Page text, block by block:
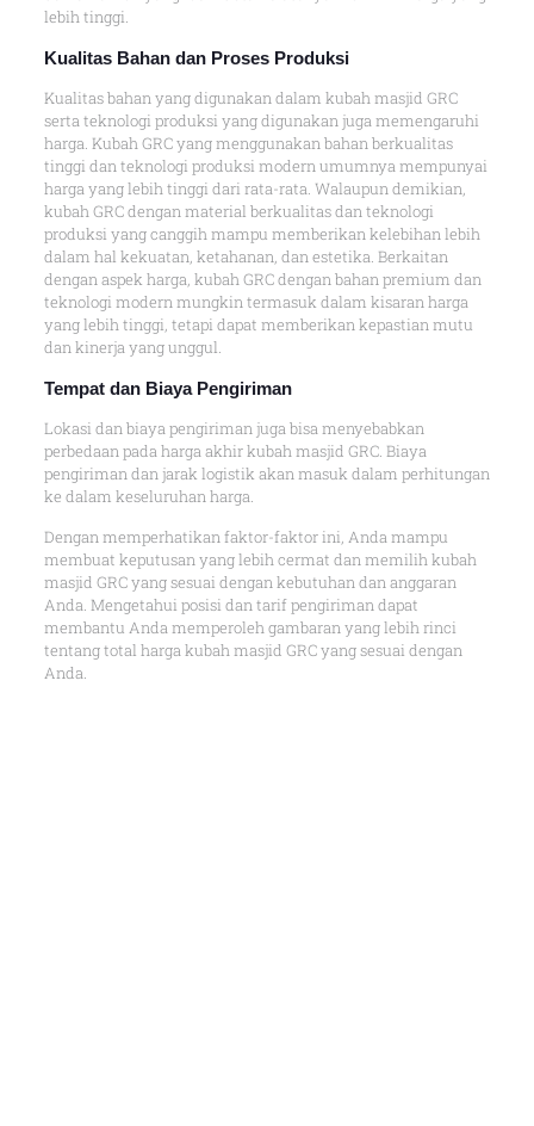
lebih tinggi.
Kualitas Bahan dan Proses Produksi
Kualitas bahan yang digunakan dalam kubah masjid GRC
serta teknologi produksi yang digunakan juga memengaruhi
harga. Kubah GRC yang menggunakan bahan berkualitas
tinggi dan teknologi produksi modern umumnya mempunyai
harga yang lebih tinggi dari rata-rata. Walaupun demikian,
kubah GRC dengan material berkualitas dan teknologi
produksi yang canggih mampu memberikan kelebihan lebih
dalam hal kekuatan, ketahanan, dan estetika. Berkaitan
dengan aspek harga, kubah GRC dengan bahan premium dan
teknologi modern mungkin termasuk dalam kisaran harga
yang lebih tinggi, tetapi dapat memberikan kepastian mutu
dan kinerja yang unggul.
Tempat dan Biaya Pengiriman
Lokasi dan biaya pengiriman juga bisa menyebabkan
perbedaan pada harga akhir kubah masjid GRC. Biaya
pengiriman dan jarak logistik akan masuk dalam perhitungan
ke dalam keseluruhan harga.
Dengan memperhatikan faktor-faktor ini, Anda mampu
membuat keputusan yang lebih cermat dan memilih kubah
masjid GRC yang sesuai dengan kebutuhan dan anggaran
Anda. Mengetahui posisi dan tarif pengiriman dapat
membantu Anda memperoleh gambaran yang lebih rinci
tentang total harga kubah masjid GRC yang sesuai dengan
Anda.